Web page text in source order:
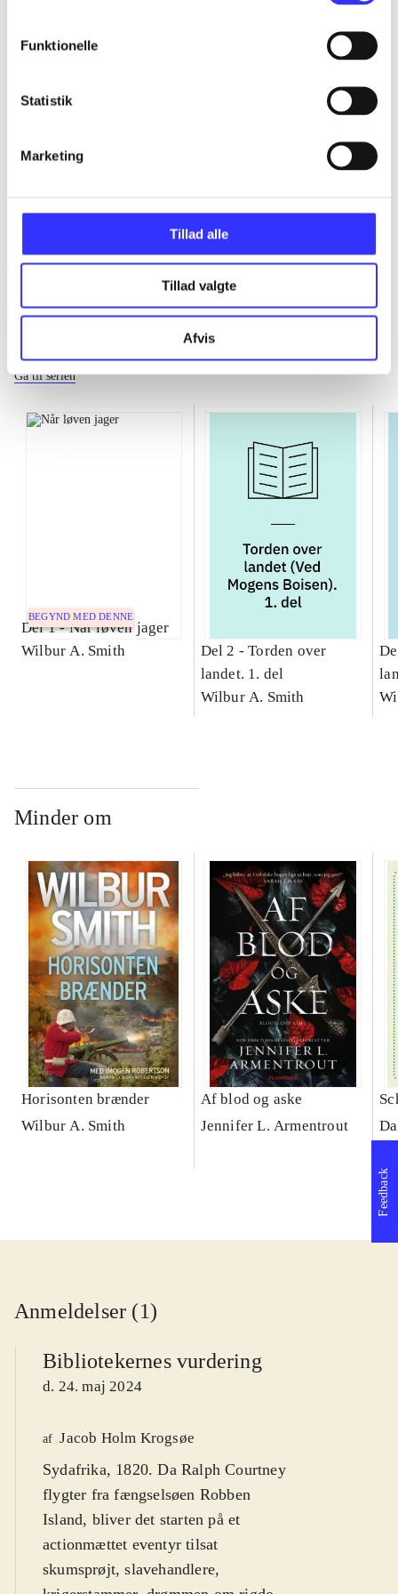
Funktionelle
Statistik
Marketing
Tillad alle
Tillad valgte
Afvis
...
Gå til serien
BEGYND MED DENNE
Del 1 -Når løven jager
Wilbur A. Smith
Del 2 -Torden over
landet. 1. del
Wilbur A. Smith
Minder om
Horisonten brænder
Wilbur A. Smith
Af blod og aske
Jennifer L. Armentrout
Anmeldelser (1)
Bibliotekernes vurdering
d. 24. maj 2024
af Jacob Holm Krogsøe
Sydafrika, 1820. Da Ralph Courtney
flygter fra fængselsøen Robben
Island, bliver det starten på et
actionmættet eventyr tilsat
skumsprøjt, slavehandlere,
Feedback